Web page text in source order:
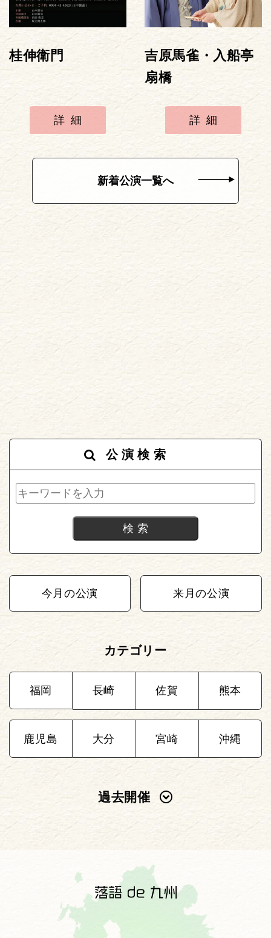
桂伸衛門
詳細
吉原馬雀・入船亭
扇橋
詳細
新着公演一覧へ
公演検索
今月の公演 来月の公演
カテゴリー
福岡 長崎 佐賀 熊本
鹿児島 大分 宮崎 沖縄
過去開催
2022年